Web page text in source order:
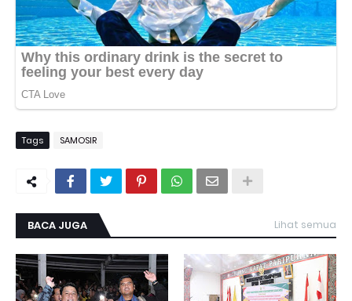
Tags SAMOSIR
BACA JUGA Lihat semua